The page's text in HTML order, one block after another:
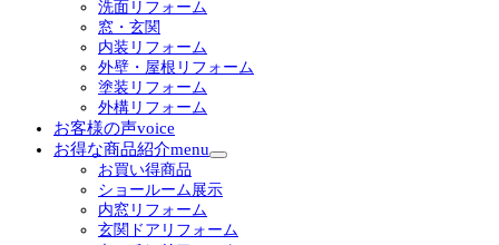
洗面リフォーム
窓・玄関
内装リフォーム
外壁・屋根リフォーム
塗装リフォーム
外構リフォーム
お客様の声voice
お得な商品紹介menu
サ
ブ
ニ
お買い得商品
ショールーム展示
内窓リフォーム
玄関ドアリフォーム